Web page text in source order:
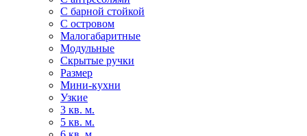
С барной стойкой
С островом
Малогабаритные
Модульные
Скрытые ручки
Размер
Мини-кухни
Узкие
3 кв. м.
5 кв. м.